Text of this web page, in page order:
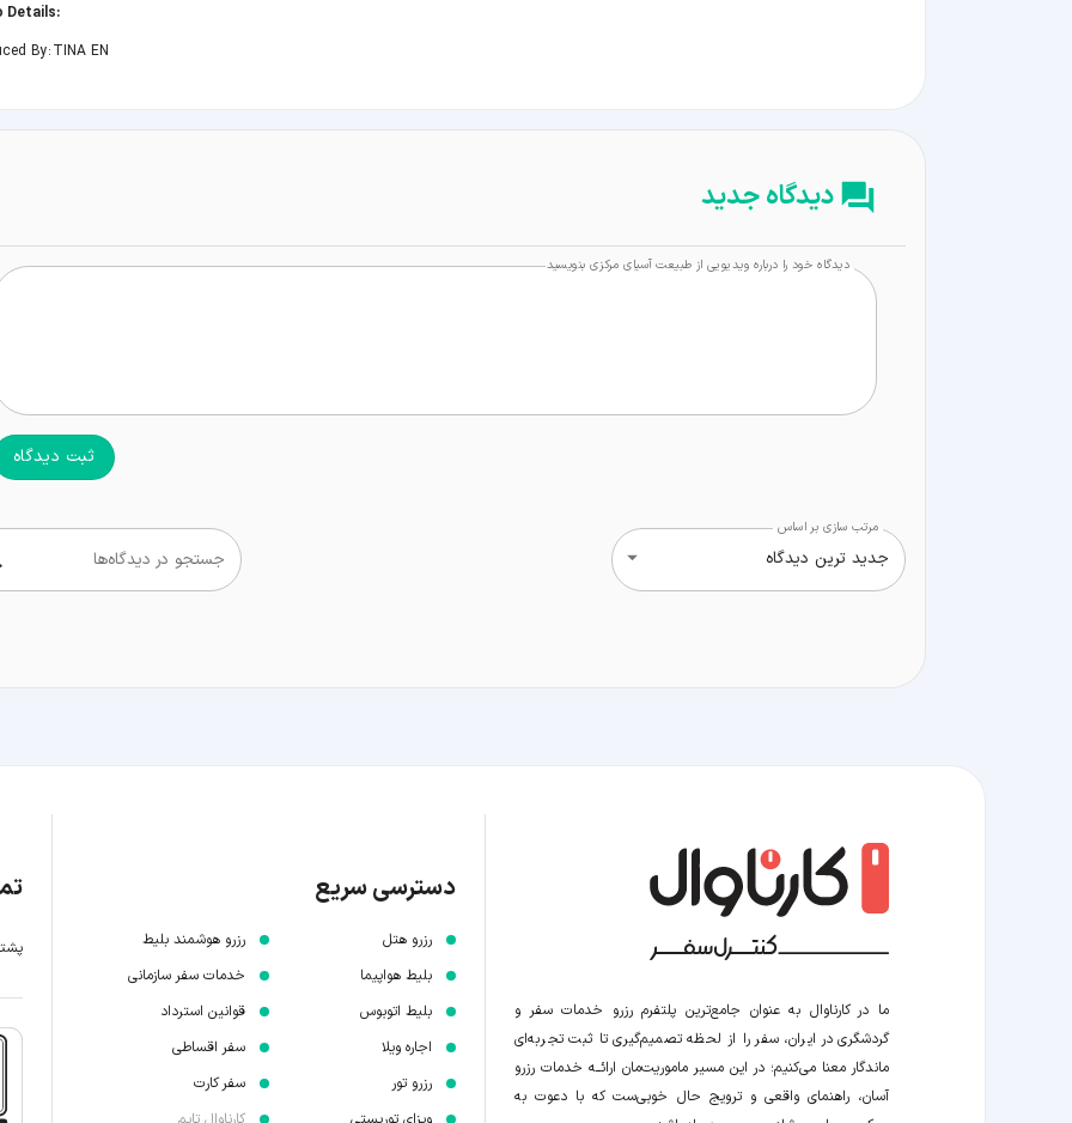
:Video Details
By: TINA EN
دیدگاه جدید
دیدگاه خود را درباره ویدیویی از طبیعت آسیای مرکزی بنویسید
ثبت دیدگاه
جستجو در دیدگاه‌ها
مرتب سازی بر اساس
جدید ترین دیدگاه
ما در کارناوال به عنوان جامع‌ترین پلتفرم رزرو خدمات سفر و
گردشگری در ایران، سفر را از لحظه‌ تصمیم‌گیری تا ثبت تجربه‌ای
ماندگار معنا می‌کنیم؛ در این مسیر‍ ماموریت‌مان اراﺋــﻪ خدمات رزرو
آسان، راهنمای واقعی و ترویج حال خوبی‌ست که با دعوت به
دسترسی سریع
رزرو هتل
بلیط هواپیما
بلیط اتوبوس
اجاره ویلا
رزرو تور
رزرو هوشمند بلیط
خدمات سفر سازمانی
قوانین استرداد
سفر اقساطی
سفر کارت
پشتیبانی